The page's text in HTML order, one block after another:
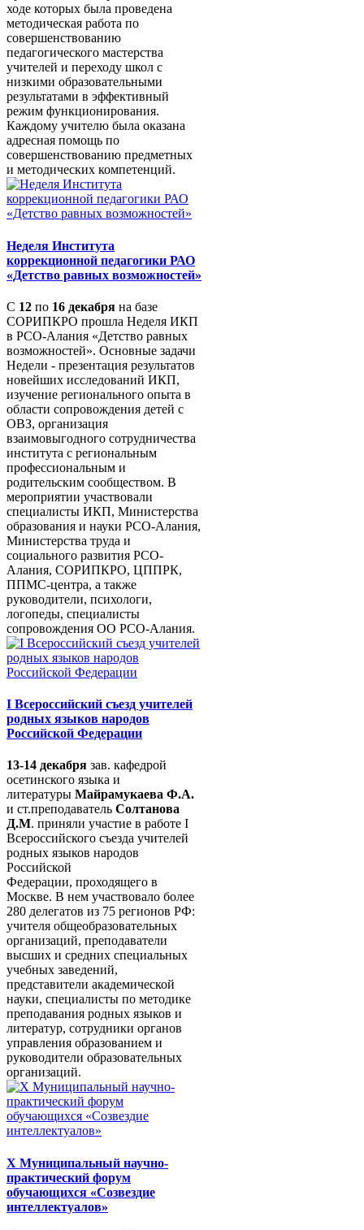
ходе которых была проведена
методическая работа по
совершенствованию
педагогического мастерства
учителей и переходу школ с
низкими образовательными
результатами в эффективный
режим функционирования.
Каждому учителю была оказана
адресная помощь по
совершенствованию предметных
и методических компетенций.
Неделя Института
коррекционной педагогики РАО
«Детство равных возможностей»
С 12 по 16 декабря на базе
СОРИПКРО прошла Неделя ИКП
в РСО-Алания «Детство равных
возможностей». Основные задачи
Недели - презентация результатов
новейших исследований ИКП,
изучение регионального опыта в
области сопровождения детей с
ОВЗ, организация
взаимовыгодного сотрудничества
института с региональным
профессиональным и
родительским сообществом. В
мероприятии участвовали
специалисты ИКП, Министерства
образования и науки РСО-Алания,
Министерства труда и
социального развития РСО-
Алания, СОРИПКРО, ЦППРК,
ППМС-центра, а также
руководители, психологи,
логопеды, специалисты
сопровождения ОО РСО-Алания.
I Всероссийский съезд учителей
родных языков народов
Российской Федерации
13-14 декабря зав. кафедрой
осетинского языка и
литературы Майрамукаева Ф.А.
и ст.преподаватель Солтанова
Д.М. приняли участие в работе I
Всероссийского съезда учителей
родных языков народов
Российской
Федерации, проходящего в
Москве. В нем участвовало более
280 делегатов из 75 регионов РФ:
учителя общеобразовательных
организаций, преподаватели
высших и средних специальных
учебных заведений,
представители академической
науки, специалисты по методике
преподавания родных языков и
литератур, сотрудники органов
управления образованием и
руководители образовательных
организаций.
X Муниципальный научно-
практический форум
обучающихся «Созвездие
интеллектуалов»